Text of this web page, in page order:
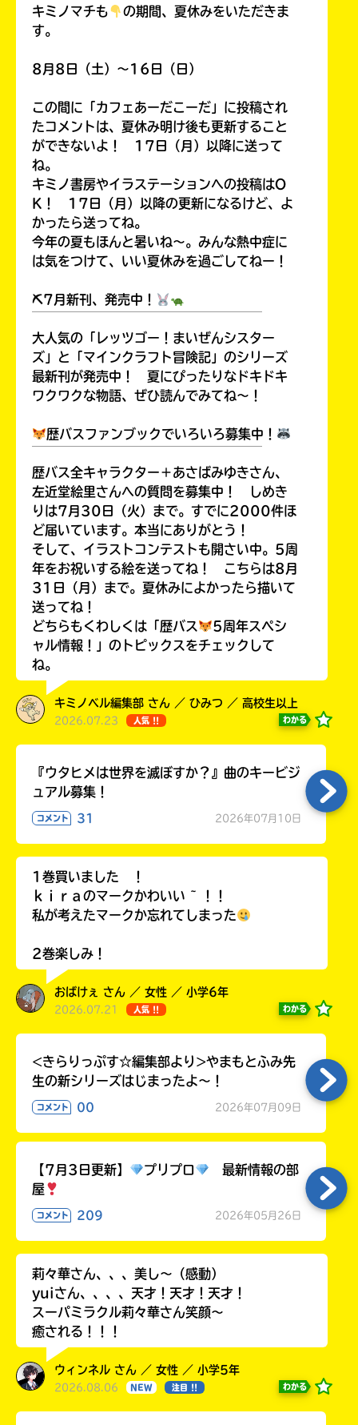
キミノマチも
の期間、夏休みをいただきま
す。
8月8日（土）～16日（日）
この間に「カフェあーだこーだ」に投稿され
たコメントは、夏休み明け後も更新すること
ができないよ！ 17日（月）以降に送って
ね。
キミノ書房やイラステーションへの投稿はO
K！ 17日（月）以降の更新になるけど、よ
かったら送ってね。
今年の夏もほんと暑いね～。みんな熱中症に
は気をつけて、いい夏休みを過ごしてねー！
⛏7月新刊、発売中！
大人気の「レッツゴー！まいぜんシスター
ズ」と「マインクラフト冒険記」のシリーズ
最新刊が発売中！ 夏にぴったりなドキドキ
ワクワクな物語、ぜひ読んでみてね～！
歴バスファンブックでいろいろ募集中！
歴バス全キャラクター＋あさばみゆきさん、
左近堂絵里さんへの質問を募集中！ しめき
りは7月30日（火）まで。すでに2000件ほ
ど届いています。本当にありがとう！
そして、イラストコンテストも開さい中。5周
年をお祝いする絵を送ってね！ こちらは8月
31日（月）まで。夏休みによかったら描いて
送ってね！
どちらもくわしくは「歴バス
5周年スペシ
ャル情報！」のトピックスをチェックして
ね。
キミノベル編集部 さん ／ ひみつ ／ 高校生以上
2026.07.23 人気 !! わかる
『ウタヒメは世界を滅ぼすか？』曲のキービジ
ュアル募集！
コメント 31 2026年07月10日
1巻買いました ！
ｋｉｒａのマークかわいい ~ ！！
私が考えたマークか忘れてしまった
2巻楽しみ！
おばけぇ さん ／ 女性 ／ 小学6年
2026.07.21 人気 !! わかる
<きらりっぷす☆編集部より>やまもとふみ先
生の新シリーズはじまったよ～！
コメント 00 2026年07月09日
【7月3日更新】 プリプロ
最新情報の部
屋
コメント 209 2026年05月26日
莉々華さん、、、美し〜（感動）
yuiさん、、、、天才！天才！天才！
スーパミラクル莉々華さん笑顔〜
癒される！！！
ウィンネル さん ／ 女性 ／ 小学5年
2026.08.06 NEW 注目 !! わかる